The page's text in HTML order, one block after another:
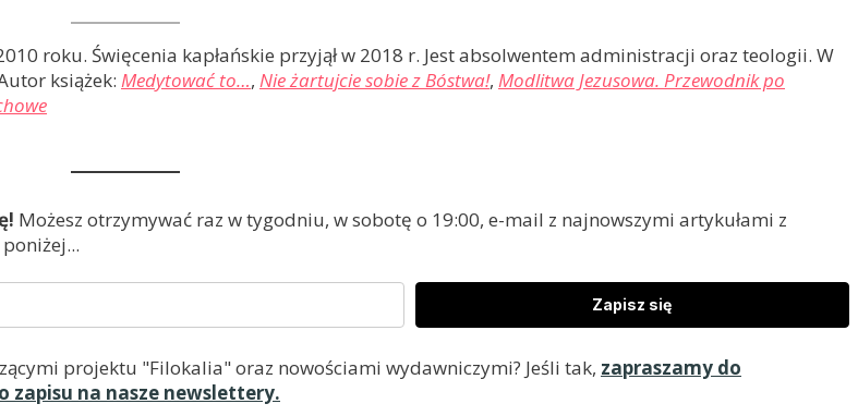
roku. Święcenia kapłańskie przyjął w 2018 r. Jest absolwentem administracji oraz teologii. W
książek: Medytować to…, Nie żartujcie sobie z Bóstwa!, Modlitwa Jezusowa. Przewodnik po
Możesz otrzymywać raz w tygodniu, w sobotę o 19:00, e-mail z najnowszymi artykułami z
Zapisz się
projektu "Filokalia" oraz nowościami wydawniczymi? Jeśli tak, zapraszamy do
na nasze newslettery.